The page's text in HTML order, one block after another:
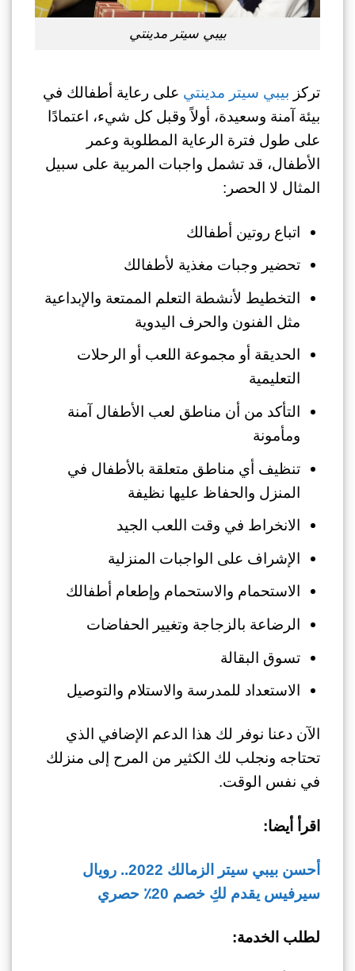
بيبي سيتر مدينتي
تركز بيبي سيتر مدينتي على رعاية أطفالك في
بيئة آمنة وسعيدة، أولاً وقبل كل شيء، اعتمادًا
على طول فترة الرعاية المطلوبة وعمر
الأطفال، قد تشمل واجبات المربية على سبيل
المثال لا الحصر:
اتباع روتين أطفالك
تحضير وجبات مغذية لأطفالك
التخطيط لأنشطة التعلم الممتعة والإبداعية
مثل الفنون والحرف اليدوية
الحديقة أو مجموعة اللعب أو الرحلات
التعليمية
التأكد من أن مناطق لعب الأطفال آمنة
ومأمونة
تنظيف أي مناطق متعلقة بالأطفال في
المنزل والحفاظ عليها نظيفة
الانخراط في وقت اللعب الجيد
الإشراف على الواجبات المنزلية
الاستحمام والاستحمام وإطعام أطفالك
الرضاعة بالزجاجة وتغيير الحفاضات
تسوق البقالة
الاستعداد للمدرسة والاستلام والتوصيل
الآن دعنا نوفر لك هذا الدعم الإضافي الذي
تحتاجه ونجلب لك الكثير من المرح إلى منزلك
في نفس الوقت.
اقرأ أيضا:
أحسن بيبي سيتر الزمالك 2022.. رويال
سيرفيس يقدم لكِ خصم 20٪ حصري
لطلب الخدمة: